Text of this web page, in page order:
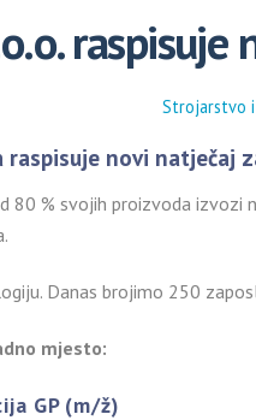
Strojarstvo
raspisuje novi
80 % svojih proizvoda
Danas brojimo 250
mjesto:
GP (m/ž)